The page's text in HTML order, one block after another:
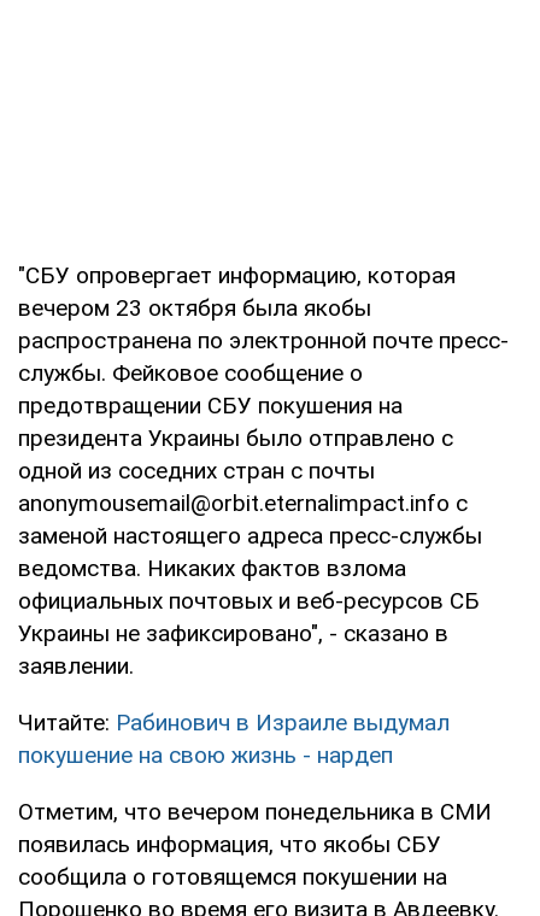
"СБУ опровергает информацию, которая
вечером 23 октября была якобы
распространена по электронной почте пресс-
службы. Фейковое сообщение о
предотвращении СБУ покушения на
президента Украины было отправлено с
одной из соседних стран с почты
anonymousemail@orbit.eternalimpact.info с
заменой настоящего адреса пресс-службы
ведомства. Никаких фактов взлома
официальных почтовых и веб-ресурсов СБ
Украины не зафиксировано", - сказано в
заявлении.
Читайте: Рабинович в Израиле выдумал
покушение на свою жизнь - нардеп
Отметим, что вечером понедельника в СМИ
появилась информация, что якобы СБУ
сообщила о готовящемся покушении на
Порошенко во время его визита в Авдеевку.